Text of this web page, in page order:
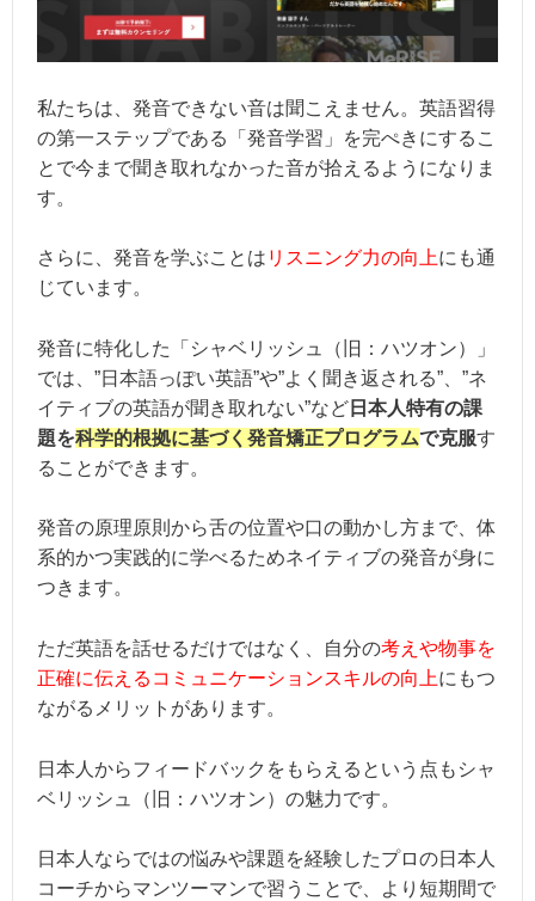
私たちは、発音できない音は聞こえません。英語習得
の第一ステップである「発音学習」を完ぺきにするこ
とで今まで聞き取れなかった音が拾えるようになりま
す。
さらに、発音を学ぶことは リスニング力の向上にも通
じています。
発音に特化した「シャベリッシュ（旧：ハツオン）」
では、”日本語っぽい英語”や”よく聞き返される”、”ネ
イティブの英語が聞き取れない”など 日本人特有の課
題を科学的根拠に基づく発音矯正プログラムで克服す
ることができます。
発音の原理原則から舌の位置や口の動かし方まで、体
系的かつ実践的に学べるためネイティブの発音が身に
つきます。
ただ英語を話せるだけではなく、自分の考えや物事を
正確に伝えるコミュニケーションスキルの向上にもつ
ながるメリットがあります。
日本人からフィードバックをもらえるという点もシャ
ベリッシュ（旧：ハツオン）の魅力です。
日本人ならではの悩みや課題を経験したプロの日本人
コーチからマンツーマンで習うことで、より短期間で